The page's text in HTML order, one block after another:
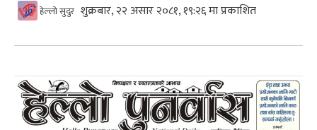
हेल्लो सुदुर शुक्रबार, २२ असार २०८१, १९:२६ मा प्रकाशित